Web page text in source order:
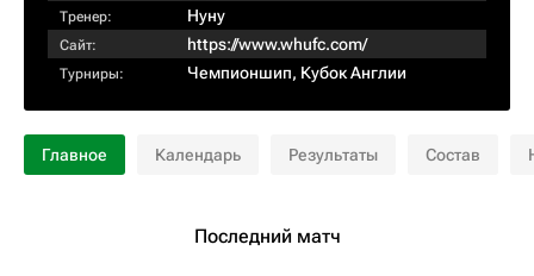
Тренер: Нуну
Сайт: https://www.whufc.com/
Турниры: Чемпионшип, Кубок Англии
Главное Календарь Результаты Состав
Последний матч